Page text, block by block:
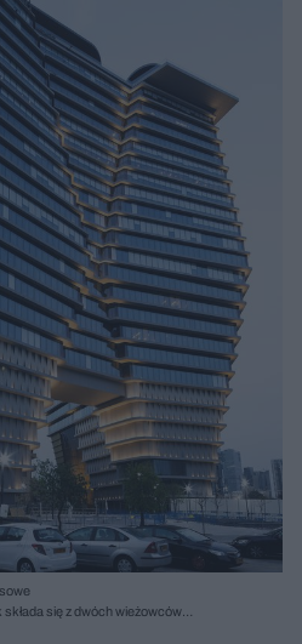
się z dwóch wieżowców